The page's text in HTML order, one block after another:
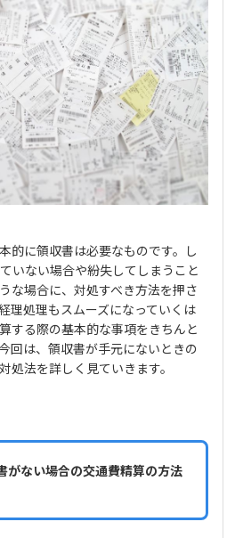
的に領収書は必要なものです。し
いない場合や紛失してしまうこと
な場合に、対処すべき方法を押さ
理処理もスムーズになっていくは
する際の基本的な事項をきちんと
回は、領収書が手元にないときの
処法を詳しく見ていきます。
がない場合の交通費精算の方法